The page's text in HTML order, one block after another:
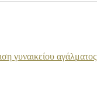
γυναικείου αγάλματος